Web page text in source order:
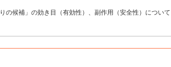
の候補」の効き目（有効性）、副作用（安全性）について